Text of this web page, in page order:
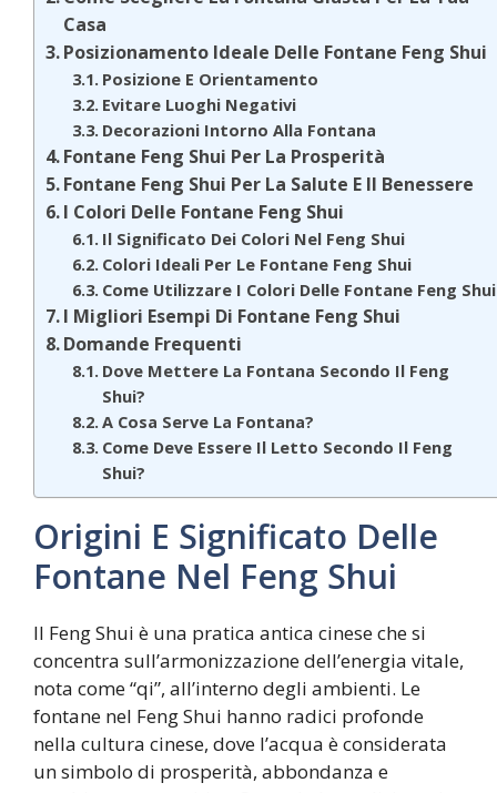
Casa
Posizionamento Ideale Delle Fontane Feng Shui
Posizione E Orientamento
Evitare Luoghi Negativi
Decorazioni Intorno Alla Fontana
Fontane Feng Shui Per La Prosperità
Fontane Feng Shui Per La Salute E Il Benessere
I Colori Delle Fontane Feng Shui
Il Significato Dei Colori Nel Feng Shui
Colori Ideali Per Le Fontane Feng Shui
Come Utilizzare I Colori Delle Fontane Feng Shui
I Migliori Esempi Di Fontane Feng Shui
Domande Frequenti
Dove Mettere La Fontana Secondo Il Feng
Shui?
A Cosa Serve La Fontana?
Come Deve Essere Il Letto Secondo Il Feng
Shui?
Origini E Significato Delle
Fontane Nel Feng Shui
Il Feng Shui è una pratica antica cinese che si
concentra sull’armonizzazione dell’energia vitale,
nota come “qi”, all’interno degli ambienti. Le
fontane nel Feng Shui hanno radici profonde
nella cultura cinese, dove l’acqua è considerata
un simbolo di prosperità, abbondanza e